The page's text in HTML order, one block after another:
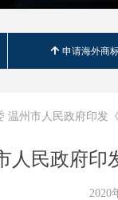
녕 申请海外商
人民政府
温州市人民政府印发
2020